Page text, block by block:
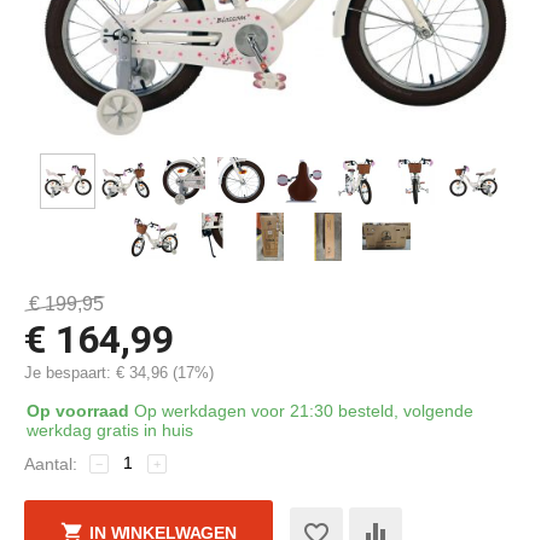
€199,95
€ 164,99
Je bespaart: € 34,96 (17%)
Op voorraad Op werkdagen voor 21:30 besteld, volgende
werkdag gratis in huis
Aantal:
+
−
IN WINKELWAGEN